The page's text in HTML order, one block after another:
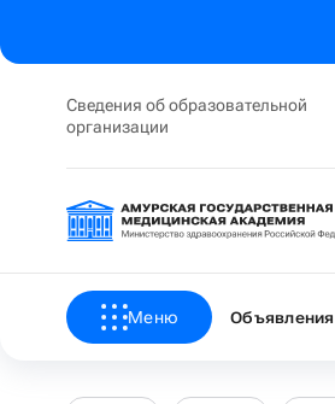
Сведения об образовательной
организации
Меню Объявления